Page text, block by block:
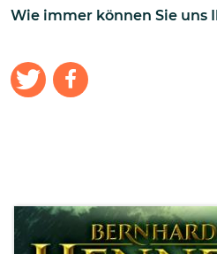
Wie immer können Sie uns